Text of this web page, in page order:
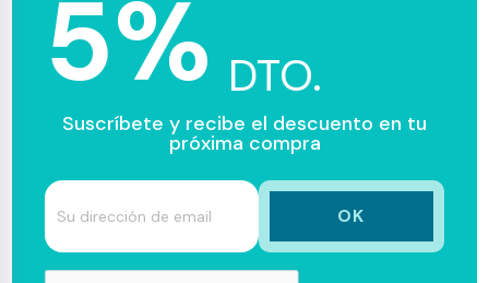
5% DTO.
Suscríbete y recibe el descuento en tu
próxima compra